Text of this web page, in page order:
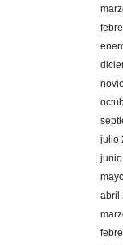
julio
abril